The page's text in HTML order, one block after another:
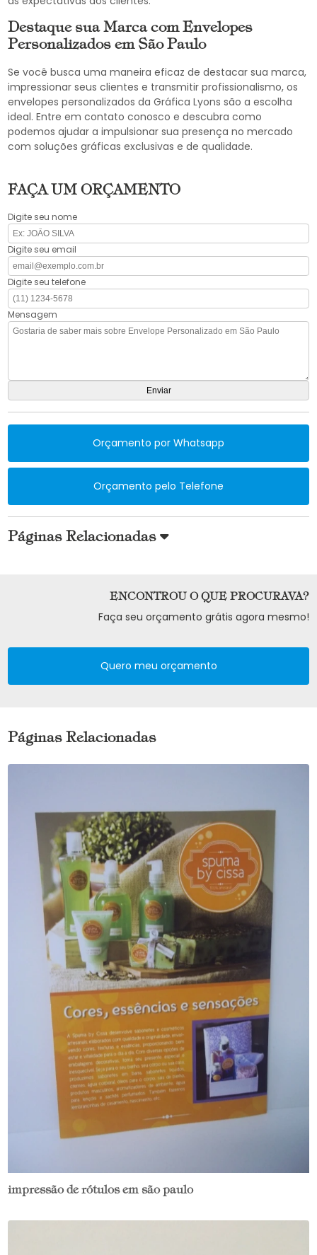
Destaque sua Marca com Envelopes
Personalizados em São Paulo
Se você busca uma maneira eficaz de destacar sua marca,
impressionar seus clientes e transmitir profissionalismo, os
envelopes personalizados da Gráfica Lyons são a escolha
ideal. Entre em contato conosco e descubra como
podemos ajudar a impulsionar sua presença no mercado
com soluções gráficas exclusivas e de qualidade.
FAÇA UM ORÇAMENTO
Digite seu nome
Digite seu email
Digite seu telefone
Mensagem
Orçamento por Whatsapp
Orçamento pelo Telefone
Páginas Relacionadas
ENCONTROU O QUE PROCURAVA?
Faça seu orçamento grátis agora mesmo!
Quero meu orçamento
Páginas Relacionadas
impressão de rótulos em são paulo